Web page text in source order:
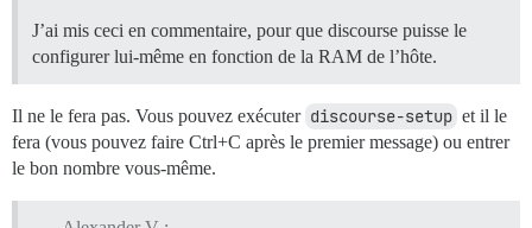
J’ai mis ceci en commentaire, pour que discourse puisse le
configurer lui-même en fonction de la RAM de l’hôte.
Il ne le fera pas. Vous pouvez exécuter discourse-setup et il le
fera (vous pouvez faire Ctrl+C après le premier message) ou entrer
le bon nombre vous-même.